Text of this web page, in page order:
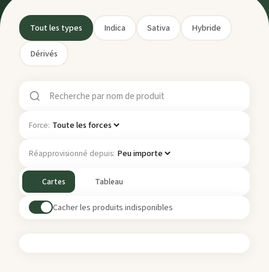
Tout les types Indica Sativa Hybride
Dérivés
Force:
Réapprovisionné depuis:
Cartes Tableau
Cacher les produits indisponibles